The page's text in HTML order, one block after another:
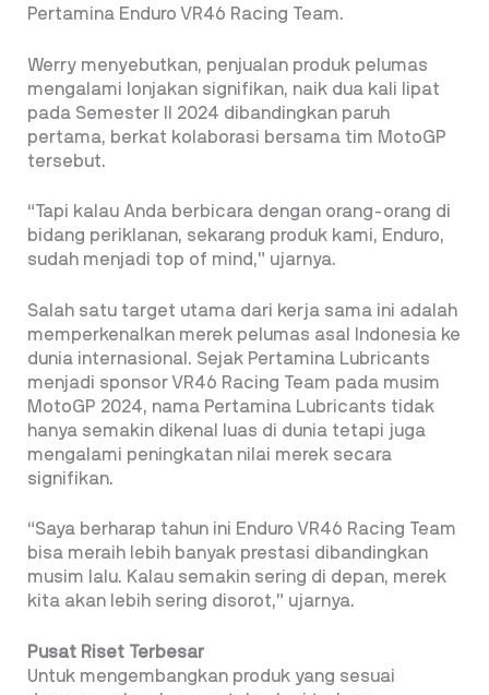
Pertamina Enduro VR46 Racing Team.
Werry menyebutkan, penjualan produk pelumas
mengalami lonjakan signifikan, naik dua kali lipat
pada Semester II 2024 dibandingkan paruh
pertama, berkat kolaborasi bersama tim MotoGP
tersebut.
“Tapi kalau Anda berbicara dengan orang-orang di
bidang periklanan, sekarang produk kami, Enduro,
sudah menjadi top of mind,” ujarnya.
Salah satu target utama dari kerja sama ini adalah
memperkenalkan merek pelumas asal Indonesia ke
dunia internasional. Sejak Pertamina Lubricants
menjadi sponsor VR46 Racing Team pada musim
MotoGP 2024, nama Pertamina Lubricants tidak
hanya semakin dikenal luas di dunia tetapi juga
mengalami peningkatan nilai merek secara
signifikan.
“Saya berharap tahun ini Enduro VR46 Racing Team
bisa meraih lebih banyak prestasi dibandingkan
musim lalu. Kalau semakin sering di depan, merek
kita akan lebih sering disorot,” ujarnya.
Pusat Riset Terbesar
Untuk mengembangkan produk yang sesuai